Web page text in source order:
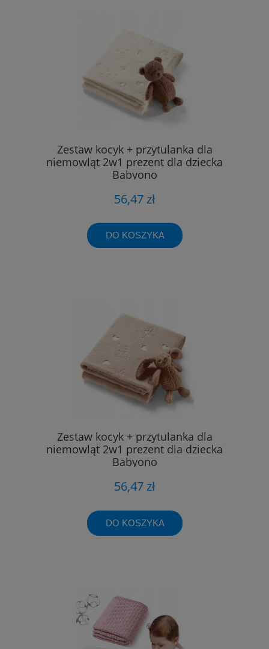
Zestaw kocyk + przytulanka dla
niemowląt 2w1 prezent dla dziecka
Babyono
56,47 zł
DO KOSZYKA
Zestaw kocyk + przytulanka dla
niemowląt 2w1 prezent dla dziecka
Babyono
56,47 zł
DO KOSZYKA